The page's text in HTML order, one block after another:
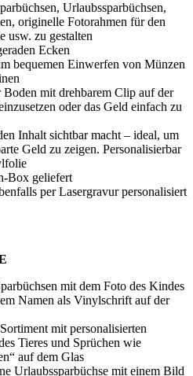
Urlaubssparbüchsen,
originelle Fotorahmen für den
usw. zu gestalten
Ecken
bequemen Einwerfen von Münzen
mit drehbarem Clip auf der
oder das Geld einfach zu
Inhalt sichtbar macht – ideal, um
Geld zu zeigen. Personalisierbar
Box geliefert
perLasergravurpersonalisiert
mit dem Foto des Kindes
Namen als Vinylschrift auf der
mit personalisierten
Tieres und Sprüchen wie
auf dem Glas
Urlaubssparbüchse mit einem Bild